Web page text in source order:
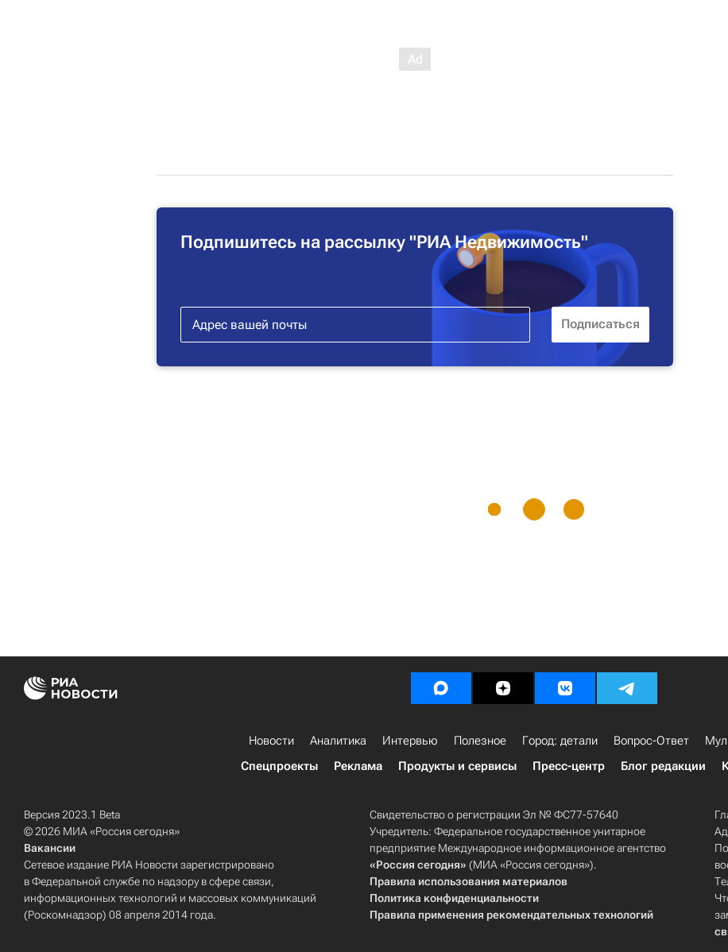
Подпишитесь на рассылку "РИА Недвижимость"
Новости Аналитика Интервью Полезное Город: детали Вопрос-Ответ
Спецпроекты
Реклама Продукты и сервисы Пресс-центр Блог редакции
Версия 2023.1 Beta
© 2026 МИА «Россия сегодня»
Вакансии
Сетевое издание РИА Новости зарегистрировано
в Федеральной службе по надзору в сфере связи,
информационных технологий и массовых коммуникаций
(Роскомнадзор) 08 апреля 2014 года.
Свидетельство о регистрации Эл № ФС77-57640
Учредитель: Федеральное государственное унитарное
предприятие Международное информационное агентство
«Россия сегодня» (МИА «Россия сегодня»).
Правила использования материалов
Политика конфиденциальности
Правила применения рекомендательных технологий